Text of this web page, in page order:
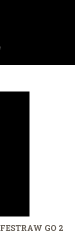
GO 2